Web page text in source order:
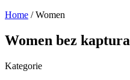
Home / Women
Women bez kaptura
Kategorie